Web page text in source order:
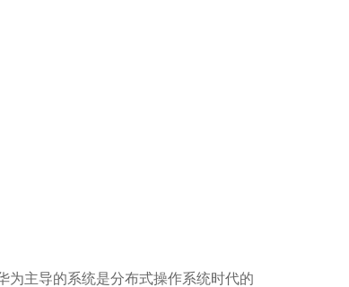
为主导的系统是分布式操作系统时代的